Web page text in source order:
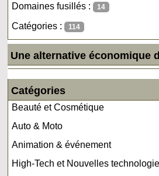
Domaines fusillés : 14
Catégories : 114
Une alternative économique
Catégories
Beauté et Cosmétique
Auto & Moto
Animation & événement
High-Tech et Nouvelles